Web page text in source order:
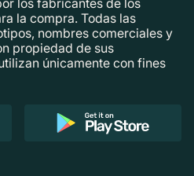
la compra. Todas las
nombres comerciales y
propiedad de sus
únicamente con fines